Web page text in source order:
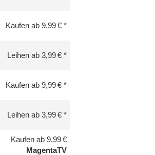
Kaufen ab 9,99 €
Leihen ab 3,99 €
Kaufen ab 9,99 €
Leihen ab 3,99 €
Kaufen ab 9,99 €
MagentaTV